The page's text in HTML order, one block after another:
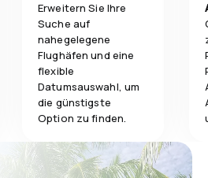
Erweitern Sie Ihre
Suche auf
nahegelegene
Flughäfen und eine
flexible
Datumsauswahl, um
die günstigste
Option zu finden.